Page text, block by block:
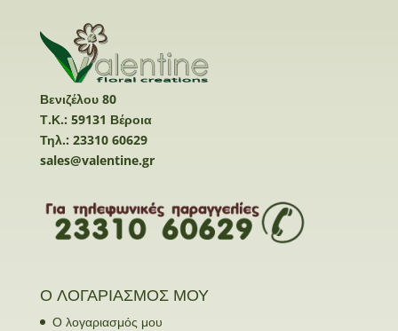
Βενιζέλου 80
Τ.Κ.: 59131 Βέροια
Τηλ.: 23310 60629
sales@valentine.gr
Ο ΛΟΓΑΡΙΑΣΜΟΣ ΜΟΥ
Ο λογαριασμός μου